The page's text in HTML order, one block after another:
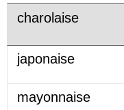
charolaise
japonaise
mayonnaise